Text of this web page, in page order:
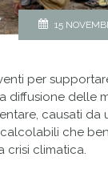
15
per
diffusione delle
causati da
che ben
crisi climatica.